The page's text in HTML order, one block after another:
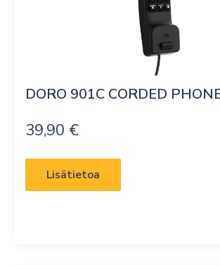
DORO 901C CORDED
39,90 €
Lisätietoa